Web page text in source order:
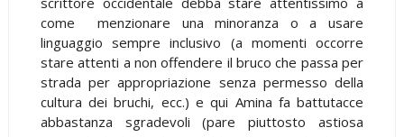
come menzionare una minoranza o a usare
linguaggio sempre inclusivo (a momenti occorre
stare attenti a non offendere il bruco che passa per
strada per appropriazione senza permesso della
cultura dei bruchi, ecc.) e qui Amina fa battutacce
abbastanza sgradevoli (pare piuttosto astiosa